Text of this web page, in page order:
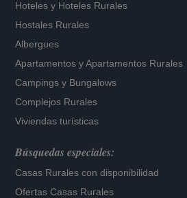
Hoteles y Hoteles Rurales
Hostales Rurales
Albergues
Apartamentos yApartamentos Rurales
Campings y Bungalows
Complejos Rurales
Viviendas turísticas
Búsquedas especiales:
Casas Rurales con disponibilidad
Ofertas Casas Rurales